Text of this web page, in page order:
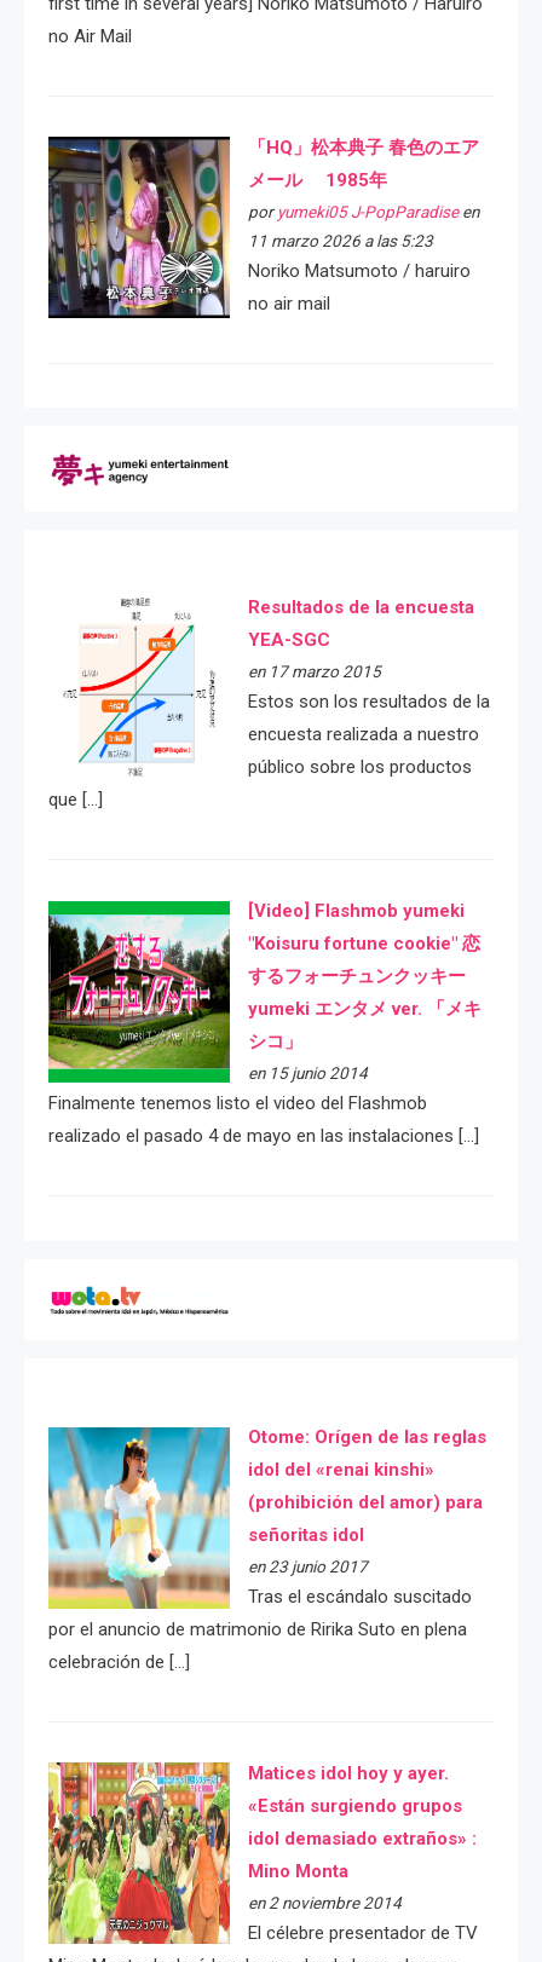
no Air Mail
「HQ」松本典子 春色のエア
メール 1985年
por yumeki05 J-PopParadiseen
11 marzo 2026 a las 5:23
Noriko Matsumoto / haruiro
no air mail
Resultados de la encuesta
YEA-SGC
en 17 marzo 2015
Estos son los resultados de la
encuesta realizada a nuestro
público sobre los productos
que […]
[Video] Flashmob yumeki
"Koisuru fortune cookie" 恋
するフォーチュンクッキー
yumeki エンタメ ver. 「メキ
シコ」
en 15 junio 2014
Finalmente tenemos listo el video del Flashmob
realizado el pasado 4 de mayo en las instalaciones […]
Otome: Orígen de las reglas
idol del «renai kinshi»
(prohibición del amor) para
señoritas idol
en 23 junio 2017
Tras el escándalo suscitado
por el anuncio de matrimonio de Ririka Suto en plena
celebración de […]
Matices idol hoy y ayer.
«Están surgiendo grupos
idol demasiado extraños» :
Mino Monta
en 2 noviembre 2014
El célebre presentador de TV